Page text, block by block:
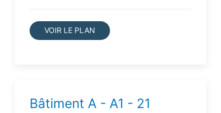
VOIR LE PLAN
Bâtiment A - A1 - 21